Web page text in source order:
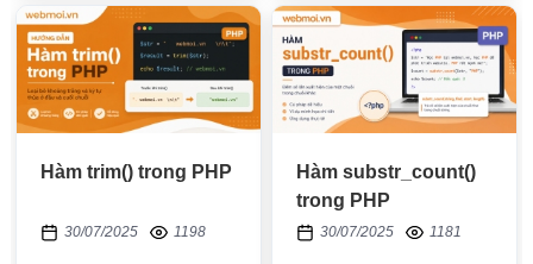
gạch ngang
Hàm trim() trong PHP
30/07/2025 1198
Hàm substr_count()
trong PHP
30/07/2025 1181